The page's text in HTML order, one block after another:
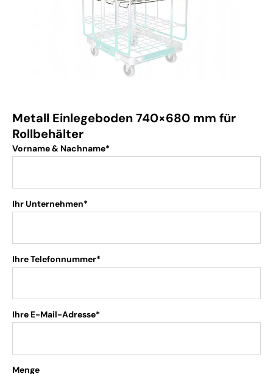
Metall Einlegeboden 740×680 mm für
Rollbehälter
Vorname & Nachname*
Ihr Unternehmen*
Ihre Telefonnummer*
Ihre E-Mail-Adresse*
Menge